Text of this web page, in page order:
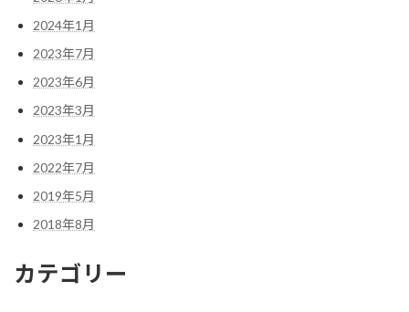
2024年1月
2023年7月
2023年6月
2023年3月
2023年1月
2022年7月
2019年5月
2018年8月
カテゴリー